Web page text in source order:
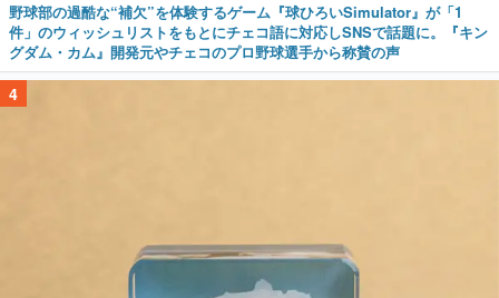
野球部の過酷な“補欠”を体験するゲーム『球ひろいSimulator』が「1
件」のウィッシュリストをもとにチェコ語に対応しSNSで話題に。『キン
グダム・カム』開発元やチェコのプロ野球選手から称賛の声
4